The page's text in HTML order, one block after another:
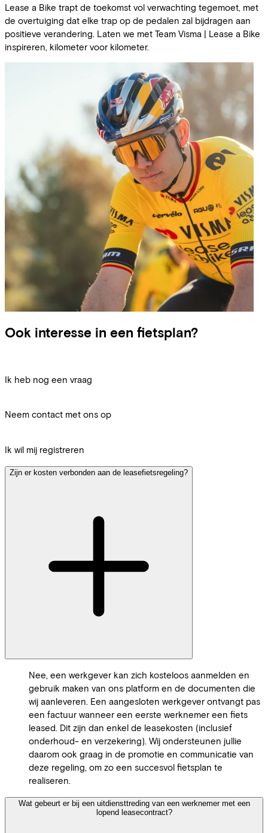
Lease a Bike trapt de toekomst vol verwachting tegemoet, met
de overtuiging dat elke trap op de pedalen zal bijdragen aan
positieve verandering. Laten we met Team Visma | Lease a Bike
inspireren, kilometer voor kilometer.
Ook interesse in een fietsplan?
Ik heb nog een vraag
Neem contact met ons op
Ik wil mij registreren
Zijn er kosten verbonden aan de leasefietsregeling?
Nee, een werkgever kan zich kosteloos aanmelden en
gebruik maken van ons platform en de documenten die
wij aanleveren. Een aangesloten werkgever ontvangt pas
een factuur wanneer een eerste werknemer een fiets
leased. Dit zijn dan enkel de leasekosten (inclusief
onderhoud- en verzekering). Wij ondersteunen jullie
daarom ook graag in de promotie en communicatie van
deze regeling, om zo een succesvol fietsplan te
realiseren.
Wat gebeurt er bij een uitdiensttreding van een werknemer met een
lopend leasecontract?